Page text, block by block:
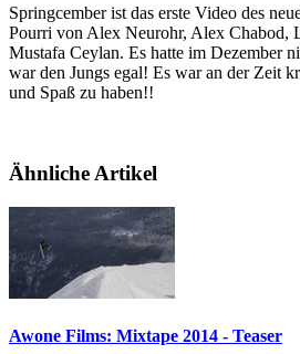
Springcember ist das erste Video des
Pourri von Alex Neurohr, Alex Chabod,
Mustafa Ceylan. Es hatte im Dezember
war den Jungs egal! Es war an der Zeit
und Spaß zu haben!!
Ähnliche Artikel
Awone Films: Mixtape 2014 - Teaser